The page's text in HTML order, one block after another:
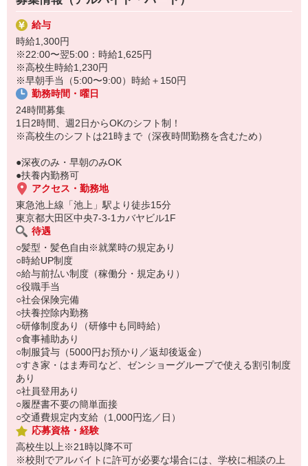
その中のひとつ『すき家』でお仕事しませんか？
すばやく提供！
他にも、食材の調整や金銭管理、新しく入社したクルーの研修など
様々なお仕事があります。
セルフオーダー、セルフ会計で、現金の受け渡しはほとんどありま
せん。※一部店舗を除く
取り間違いもなく安心でスムーズ♪
マニュアルも用意していますので飲食店が初めての方でも大丈夫！
もちろん先輩クルーがしっかり教えてくれるので安心してくださ
い。
給与
時給1,300円
※22:00〜翌5:00：時給1,625円
※高校生時給1,230円
※早朝手当（5:00〜9:00）時給＋150円
勤務時間・曜日
24時間募集
1日2時間、週2日からOKのシフト制！
※高校生のシフトは21時まで（深夜時間勤務を含むため）
●深夜のみ・早朝のみOK
●扶養内勤務可
アクセス・勤務地
東急池上線「池上」駅より徒歩15分
東京都大田区中央7-3-1カバヤビル1F
待遇
○髪型・髪色自由※就業時の規定あり
○時給UP制度
○給与前払い制度（稼働分・規定あり）
○役職手当
○社会保険完備
○扶養控除内勤務
○研修制度あり（研修中も同時給）
○食事補助あり
○制服貸与（5000円お預かり／返却後返金）
○すき家・はま寿司など、ゼンショーグループで使える割引制度
あり
○社員登用あり
○履歴書不要の簡単面接
○交通費規定内支給（1,000円迄／日）
応募資格・経験
高校生以上※21時以降不可
※校則でアルバイトに許可が必要な場合には、学校に相談の上